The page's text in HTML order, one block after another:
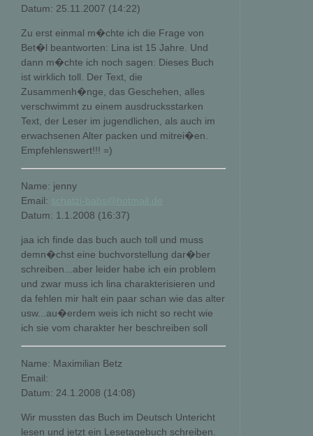
Datum: 25.11.2007 (14:22)
Zu erst einmal m�chte ich die Frage von
Bet�l beantworten: Lina ist 15 Jahre. Und
dann m�chte ich noch sagen: Dieses Buch
ist wirklich toll. Der Text, die
Zusammenh�nge, das Geschehen, alles
verschwimmt zu einem ausdrucksstarken
Text, der Leser im jugendlichen, als auch im
erwachsenen Alter packen und mitrei�en.
Empfehlenswert!!! =)
Name: jenny
Email:
Datum: 1.1.2008 (16:37)
jaa ich finde das buch auch toll und muss
demn�chst eine buchvorstellung dar�ber
schreiben...aber leider habe ich ein problem
und zwar muss ich lina charakterisieren und
da fehlen mir halt ein paar schan wie das alter
usw...au�erdem weis ich nicht so recht wie
ich sie vom charakter her beschreiben soll
Name: Maximilian Betz
Email:
Datum: 24.1.2008 (14:08)
Wir mussten das Buch im Deutsch Untericht
lesen und jetzt ein Lesetagebuch schreiben.